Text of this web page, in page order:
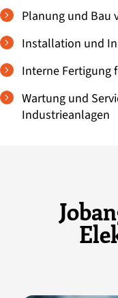
Planung und Bau
Installation und
Interne Fertigung
Wartung und
Industrieanlagen